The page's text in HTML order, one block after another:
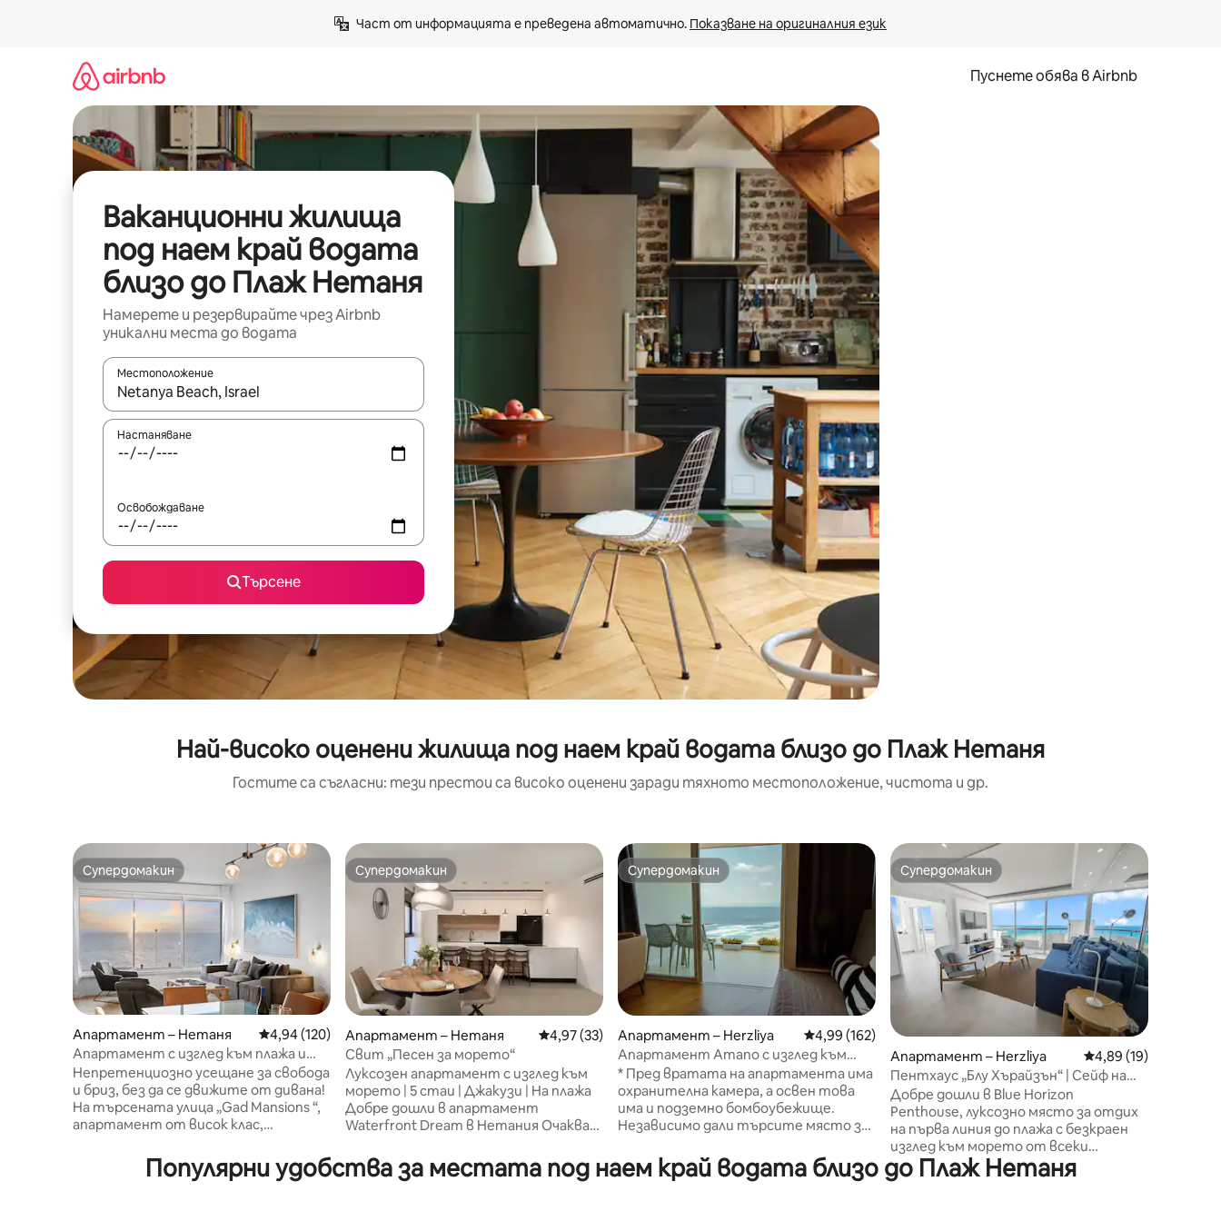
Част от информацията е преведена автоматично. Показване на оригиналния език
Пуснете обява в Airbnb
Ваканционни жилища
под наем край водата
близо до Плаж Нетаня
Намерете и резервирайте чрез Airbnb
уникални места до водата
Местоположение
Когато резултатите се покажат, използвайте клавишите със стрелки нагоре и надолу или навигирайте с докосване или плъзгане.
Настаняване
Освобождаване
Търсене
Най-високо оценени жилища под наем край водата близо до Плаж Нетаня
Гостите са съгласни: тези престои са високо оценени заради тяхното местоположение, чистота и др.
Супердомакин
Супердомакин
Апартамент – Нетаня Средна оценка: 4,94 от 5, 120 отзива
4,94 (120)
Апартамент с изглед към плажа и
спиращ дъха изглед към морето
Непретенциозно усещане за свобода
и бриз, без да се движите от дивана!
На търсената улица „Gad Mansions “,
апартамент от висок клас,
Haatsmaut “и плажа Апартаментът,
който току - що беше напълно
Супердомакин
Супердомакин
Апартамент – Нетаня Средна оценка: 4,97 от 5, 33 отзива
4,97 (33)
Свит „Песен за морето“
Луксозен апартамент с изглед към
морето | 5 стаи | Джакузи | На плажа
Добре дошли в апартамент
Waterfront Dream в Нетания Очаква
проектиран апартамент с всичко
необходимо, за да се отдадете на
Супердомакин
Супердомакин
Апартамент – Herzliya Средна оценка: 4,99 от 5, 162 отзива
4,99 (162)
Апартамент Amano с изглед към
морето
* Пред вратата на апартамента има
охранителна камера, а освен това
има и подземно бомбоубежище.
Независимо дали търсите място за
поглезите или просто да се
откъснете от всичко – тук ще
Супердомакин
Супердомакин
Апартамент – Herzliya Средна оценка:
4,89 (19)
Пентхаус „Блу Хърайзън“ | Сейф на
етажа + убежище
Добре дошли в Blue Horizon
Penthouse, луксозно място за отдих
на първа линия до плажа с безкраен
изглед към морето от всеки
прозорец. Насладете се на 3
просторни апартамента,
Популярни удобства за местата под наем край водата близо до Плаж Нетаня